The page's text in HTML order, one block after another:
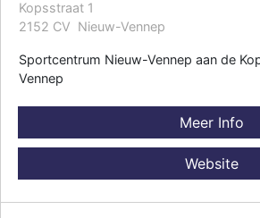
Kopsstraat 1
2152 CV Nieuw-Vennep
Sportcentrum Nieuw-Vennep aan de
Vennep
Meer Info
Website